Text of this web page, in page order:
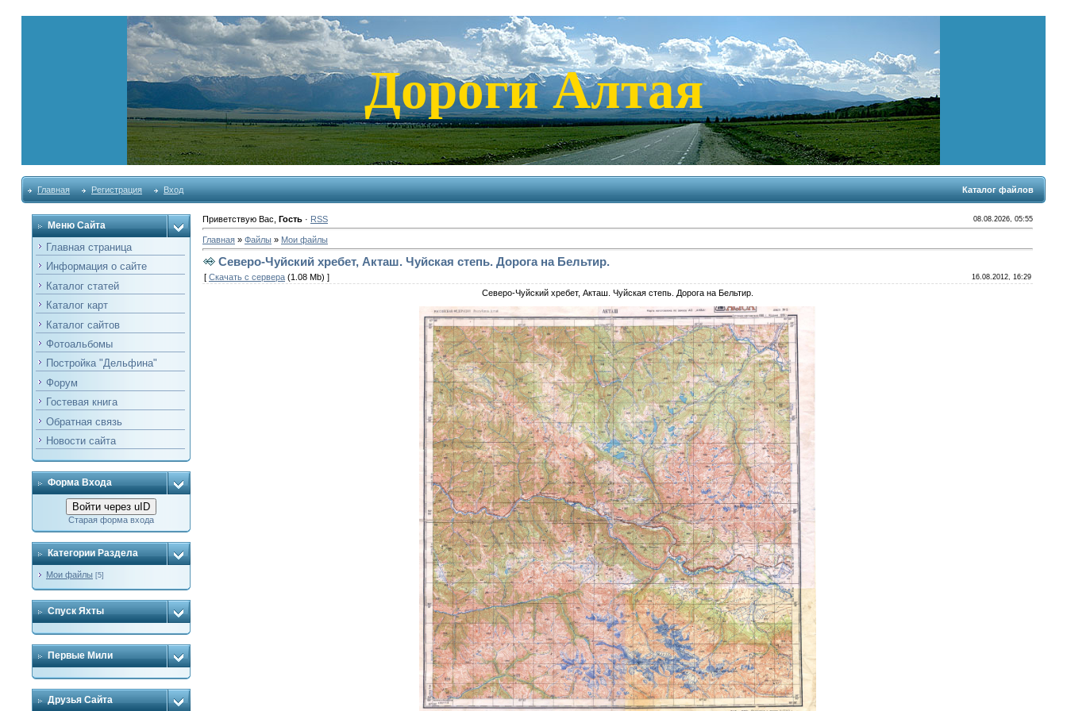
Дороги Алтая
Главная Регистрация Вход Каталог файлов
Меню Сайта
Главная страница
Информация о сайте
Каталог статей
Каталог карт
Каталог сайтов
Фотоальбомы
Постройка "Дельфина"
Форум
Гостевая книга
Обратная связь
Новости сайта
Форма Входа
Войти через uID
Старая форма входа
Категории Раздела
Мои файлы [5]
Спуск Яхты
Первые Мили
Друзья Сайта
Приветствую Вас Гость· RSS 08.08.2026, 05:55
Главная» Файлы» Мои файлы
Северо-Чуйский хребет, Акташ. Чуйская степь. Дорога на Бельтир.
[ Скачать с сервера(1.08 Mb) ] 16.08.2012, 16:29
Северо-Чуйский хребет, Акташ. Чуйская степь. Дорога на Бельтир.